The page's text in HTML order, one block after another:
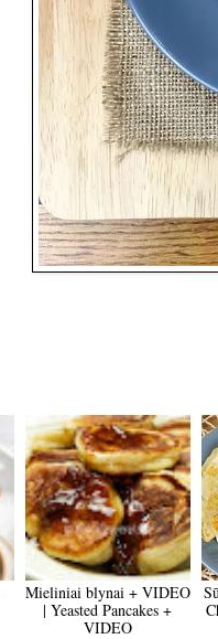
Mieliniai blynai + VIDEO
| Yeasted Pancakes +
VIDEO